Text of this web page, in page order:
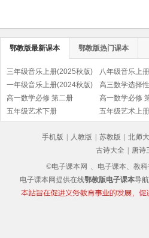
鄂教版最新课本 鄂教版热门课本
三年级音乐上册(2025秋版) 八年级音乐上
一年级音乐上册(2024秋版)
高三数学选择
高一数学必修 第二册
高一数学必修
五年级艺术下册
五年级艺术上册
手机版 人教版 苏教版 北师
古诗大全
唐诗
©电子课本网 、电子课本、教
电子课本网提供在线鄂教版电子课本导